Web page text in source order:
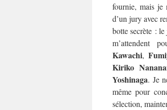
fournie, mais je
d’un jury avec
botte secrète :
m’attendent
Kawachi,
Kiriko
Yoshinaga. Je
même pour
sélection,